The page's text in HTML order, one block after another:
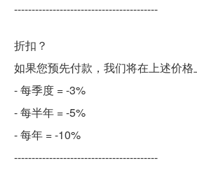
-----------------------------------------
折扣？
如果您预先付款，我们将在上述价格
- 每季度 = -3%
- 每半年 = -5%
- 每年 = -10%
-----------------------------------------